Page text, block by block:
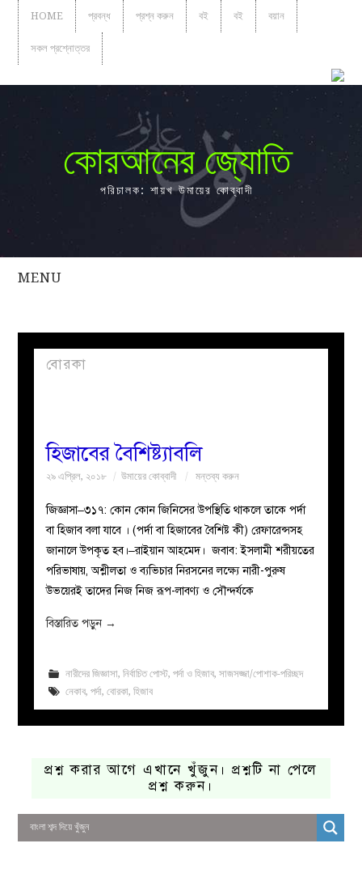
HOME প্রবন্ধ প্রশ্ন করুন বই বই বয়ান
সকল প্রশ্নোত্তর
কোরআনের জ্যোতি
পরিচালক: শায়খ উমায়ের কোব্বাদী
MENU
সকল
প্রবন্ধ
নারীদের
পাতা
ইসলাহী
মজলিস
বোরকা
হিজাবের বৈশিষ্ট্যাবলি
২৯ এপ্রিল, ২০১৮ উমায়ের কোব্বাদী মন্তব্য করুন
জিজ্ঞাসা–৩১৭: কোন কোন জিনিসের উপস্থিতি থাকলে তাকে পর্দা
বা হিজাব বলা যাবে । (পর্দা বা হিজাবের বৈশিষ্ট কী) রেফারেন্সসহ
জানালে উপকৃত হব।–রাইয়ান আহমেদ। জবাব: ইসলামী শরীয়তের
পরিভাষায়, অশ্লীলতা ও ব্যভিচার নিরসনের লক্ষ্যে নারী-পুরুষ
উভয়েরই তাদের নিজ নিজ রূপ-লাবণ্য ও সৌন্দর্যকে
বিস্তারিত পড়ুন →
নারীদের জিজ্ঞাসা, নির্বাচিত পোস্ট, পর্দা ও হিজাব, সাজসজ্জা/পোশাক-পরিচ্ছদ
নেকাব, পর্দা, বোরকা, হিজাব
প্রশ্ন করার আগে এখানে খুঁজুন। প্রশ্নটি না পেলে
প্রশ্ন করুন।